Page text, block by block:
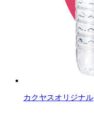
カクヤスオリジナル